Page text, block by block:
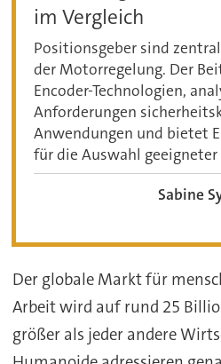
im Vergleich
Positionsgeber sind
der Motorregelung. Der
Encoder-Technologien,
Anforderungen
Anwendungen und bietet
für die Auswahl geeigneter
Sabine
Der globale Markt für
Arbeit wird auf rund 25
größer als jeder andere